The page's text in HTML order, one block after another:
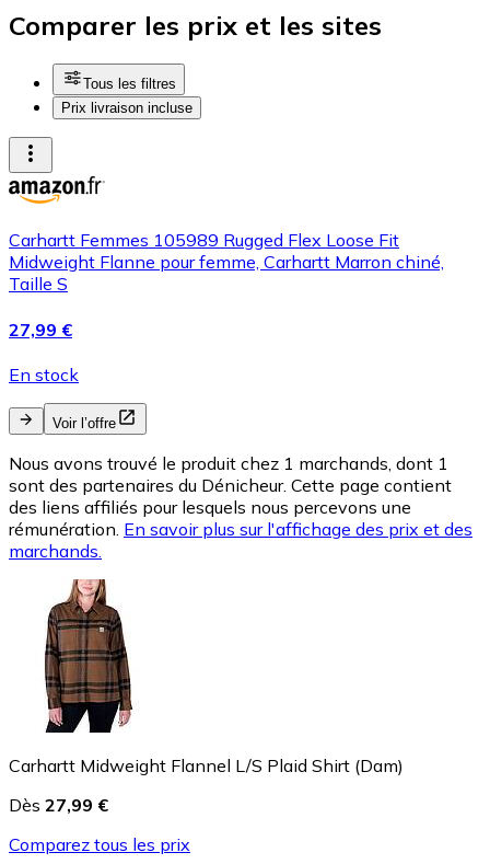
Comparer les prix et les sites
Tous les filtres
Prix livraison incluse
Carhartt Femmes 105989 Rugged Flex Loose Fit
Midweight Flanne pour femme, Carhartt Marron chiné,
Taille S
27,99 €
En stock
Voir l’offre
Nous avons trouvé le produit chez 1 marchands, dont 1
sont des partenaires du Dénicheur. Cette page contient
des liens affiliés pour lesquels nous percevons une
rémunération. En savoir plus sur l'affichage des prix et des
marchands.
Carhartt Midweight Flannel L/S Plaid Shirt (Dam)
Dès 27,99 €
Comparez tous les prix